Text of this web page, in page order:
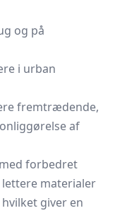
og på
i urban
fremtrædende,
af
forbedret
materialer
giver en